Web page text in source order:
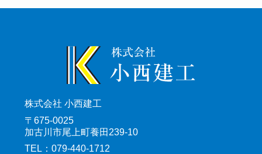
株式会社 小西建工
〒675-0025
加古川市尾上町養田239-10
TEL：079-440-1712